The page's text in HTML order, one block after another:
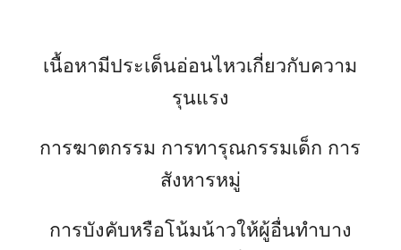
เนื้อหามีประเด็นอ่อนไหวเกี่ยวกับความ
รุนแรง
การฆาตกรรม การทารุณกรรมเด็ก การ
สังหารหมู่
การบังคับหรือโน้มน้าวให้ผู้อื่นทำบาง